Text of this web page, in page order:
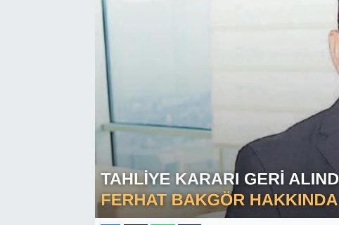
Video Galeri